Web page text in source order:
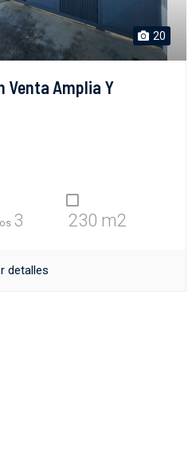
20
Venta Amplia Y
3 230 m2
detalles